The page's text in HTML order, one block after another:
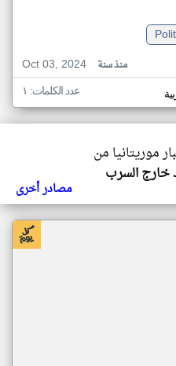
Oct 03, 2024
منذ سنة
عدد الكلمات: ١
موريتانيا من
خارج السرب
مصادر أخرى